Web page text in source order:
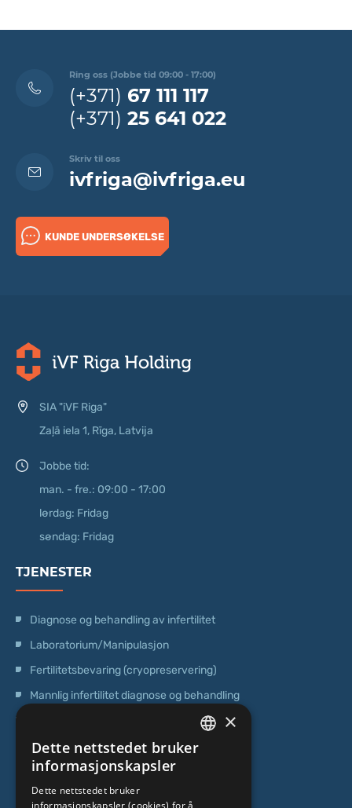
Ring oss (Jobbe tid 09:00 - 17:00)
(+371) 67 111 117
(+371) 25 641 022
Skriv til oss
ivfriga@ivfriga.eu
KUNDE UNDERSØKELSE
SIA "iVF Riga"
Zaļā iela 1, Rīga, Latvija
Jobbe tid:
man. - fre.: 09:00 - 17:00
lørdag: Fridag
søndag: Fridag
TJENESTER
Diagnose og behandling av infertilitet
Laboratorium/Manipulasjon
Fertilitetsbevaring (cryopreservering)
Mannlig infertilitet diagnose og behandling
Genetisk testing
Poliklinisk senter
Senter for stamceller
LATVIAN
RUSSIAN
×
Dette nettstedet bruker
informasjonskapsler
Dette nettstedet bruker
informasjonskapsler (cookies) for å